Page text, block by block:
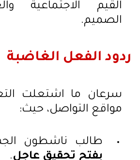
القيم الاجتماعية
الصميم.
ردود الفعل الغاضبة
سرعان ما اشتعلت
مواقع التواصل، حيث:
طالب ناشطون
بفتح تحقيق عاجل.